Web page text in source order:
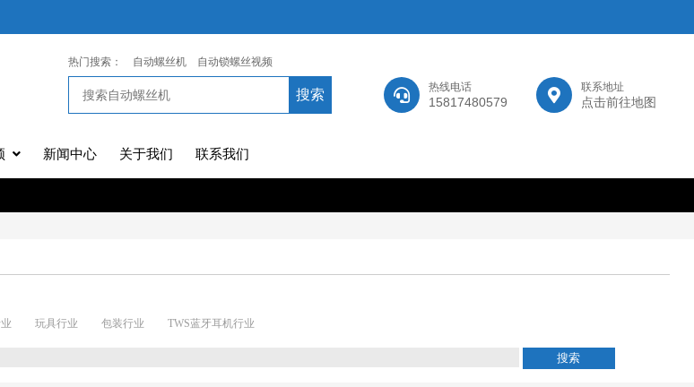
热线电话
15817480579
联系地址
点击前往地图
热门搜索： 自动螺丝机 自动锁螺丝视频
新闻中心 关于我们 联系我们
玩具行业 包装行业 TWS蓝牙耳机行业